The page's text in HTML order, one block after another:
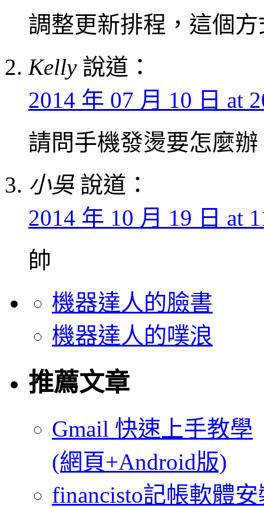
調整更新排程，這個
Kelly 說道：
2014 年 07 月 10 日 at
請問手機發燙要怎麼
小吳 說道：
2014 年 10 月 19 日 at
帥
機器達人的臉書
機器達人的噗浪
推薦文章
Gmail 快速上手教學
(網頁+Android版)
financisto記帳軟體